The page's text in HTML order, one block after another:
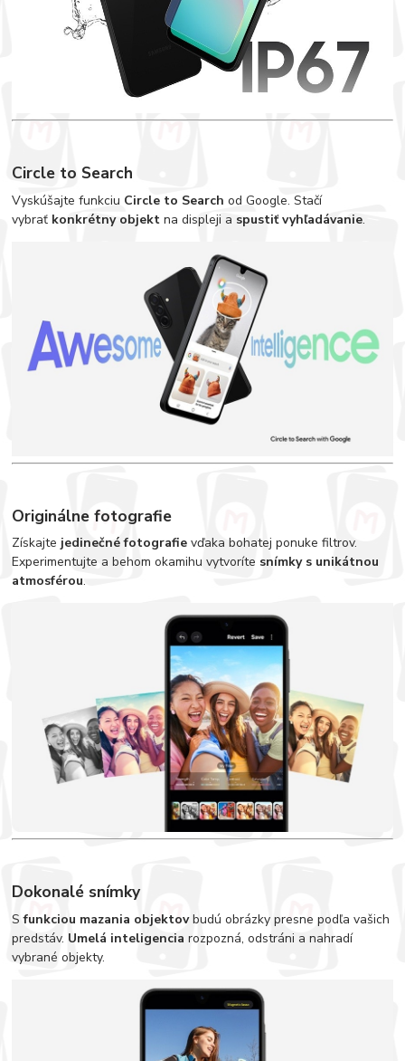
Circle to Search
Vyskúšajte funkciu Circle to Search od Google. Stačí
vybrať konkrétny objekt na displeji a spustiť vyhľadávanie.
Originálne fotografie
Získajte jedinečné fotografie vďaka bohatej ponuke filtrov.
Experimentujte a behom okamihu vytvoríte snímky s unikátnou
atmosférou.
Dokonalé snímky
Sfunkciou mazania objektovbudú obrázky presne podľa vašich
predstáv. Umelá inteligencia rozpozná, odstráni a nahradí
vybrané objekty.